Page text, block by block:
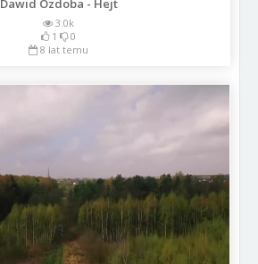
Dawid Ozdoba - Hejt
3.0k
1
0
8 lat temu